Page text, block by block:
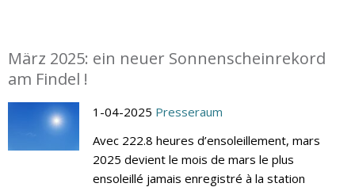
März 2025: ein neuer Sonnenscheinrekord
am Findel !
1-04-2025 Presseraum
Avec 222.8 heures d’ensoleillement, mars
2025 devient le mois de mars le plus
ensoleillé jamais enregistré à la station